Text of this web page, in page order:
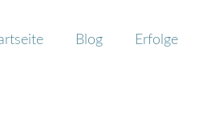
Blog Erfolge